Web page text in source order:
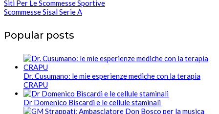
Siti Per Le Scommesse Sportive
Scommesse Sisal Serie A
Popular posts
Dr. Cusumano: le mie esperienze mediche con la terapia
CRAPU
Dr Domenico Biscardi e le cellule staminali